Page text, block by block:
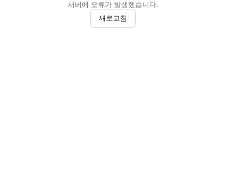
서버에 오류가 발생했습니다.
새로고침